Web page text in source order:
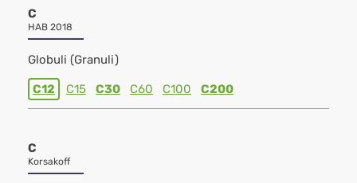
C
HAB 2018
Globuli (Granuli)
C12 C15 C30 C60 C100 C200
C
Korsakoff